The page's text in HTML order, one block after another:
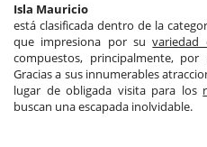
Isla Mauricio
está clasificada dentro de la
que impresiona por suvariedad
compuestos, principalmente, por
Gracias a sus innumerables
lugar de obligada visita para los
buscan una escapada inolvidable.